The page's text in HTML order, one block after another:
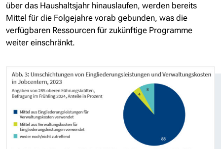
über das Haushaltsjahr hinauslaufen, werden bereits
Mittel für die Folgejahre vorab gebunden, was die
verfügbaren Ressourcen für zukünftige Programme
weiter einschränkt.